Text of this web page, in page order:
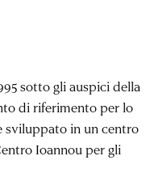
sotto gli auspici della
di riferimento per lo
sviluppato in un centro
Ioannou per gli